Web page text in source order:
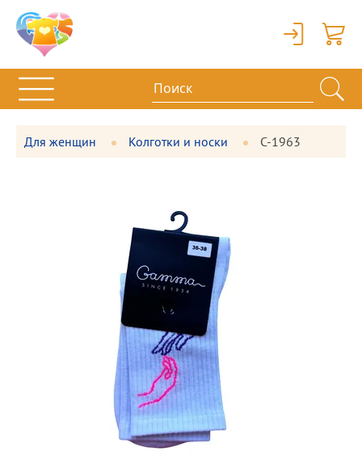
Вход
Для женщин Колготки и носки С-1963